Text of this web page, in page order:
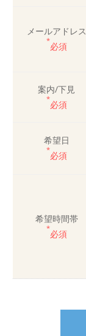
メールアドレス
*
必須
案内/下見
*
必須
希望日
*
必須
希望時間帯
*
必須